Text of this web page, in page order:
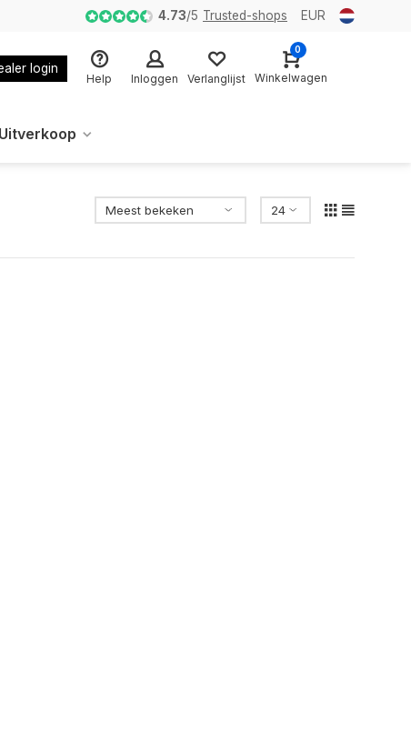
4.73/5 Trusted-shops EUR
login
Help Inloggen Verlanglijst
0
Winkelwagen
Uitverkoop